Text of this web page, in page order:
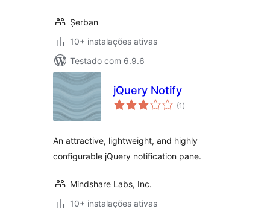
Șerban
10+ instalações ativas
Testado com 6.9.6
jQuery Notify
(1 avaliações
totais
)
An attractive, lightweight, and highly
configurable jQuery notification pane.
Mindshare Labs, Inc.
10+ instalações ativas